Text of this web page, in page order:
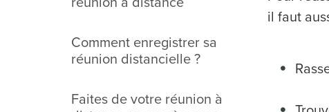
Comment enregistrer sa
réunion distancielle ?
Faites de votre réunion à
il faut